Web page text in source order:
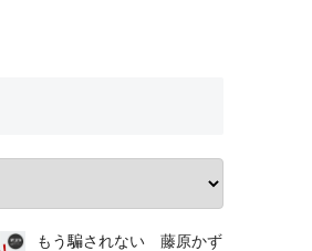
もう騙されない 藤原かず